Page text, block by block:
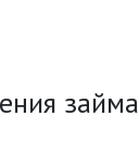
займа